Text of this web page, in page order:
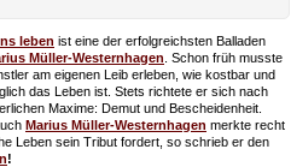
leben ist eine der erfolgreichsten Balladen
Müller-Westernhagen . Schon früh musste
am eigenen Leib erleben, wie kostbar und
das Leben ist. Stets richtete er sich nach
Maxime: Demut und Bescheidenheit.
Marius Müller-Westernhagen merkte recht
Leben sein Tribut fordert, so schrieb er den
!